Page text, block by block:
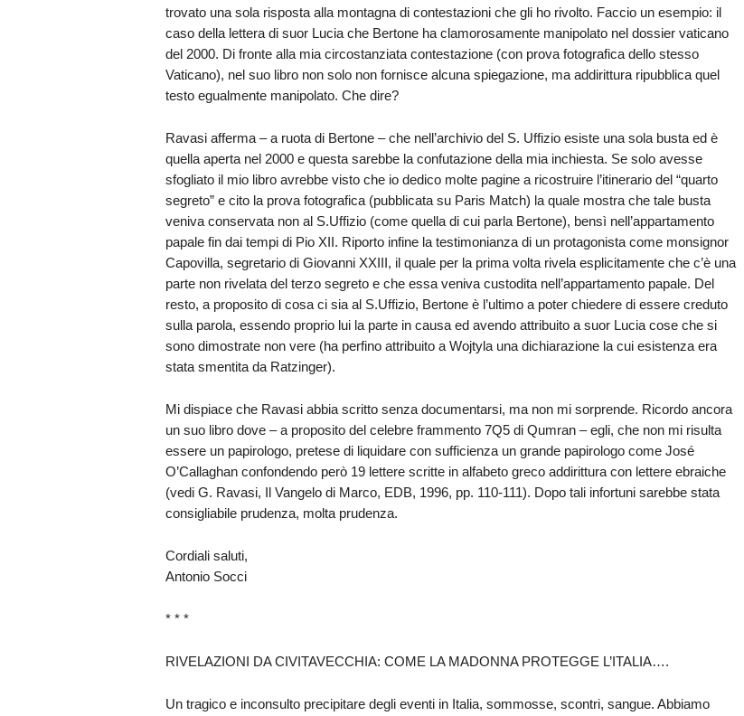
trovato una sola risposta alla montagna di contestazioni che gli ho rivolto. Faccio un esempio: il
caso della lettera di suor Lucia che Bertone ha clamorosamente manipolato nel dossier vaticano
del 2000. Di fronte alla mia circostanziata contestazione (con prova fotografica dello stesso
Vaticano), nel suo libro non solo non fornisce alcuna spiegazione, ma addirittura ripubblica quel
testo egualmente manipolato. Che dire?
Ravasi afferma – a ruota di Bertone – che nell’archivio del S. Uffizio esiste una sola busta ed è
quella aperta nel 2000 e questa sarebbe la confutazione della mia inchiesta. Se solo avesse
sfogliato il mio libro avrebbe visto che io dedico molte pagine a ricostruire l’itinerario del “quarto
segreto” e cito la prova fotografica (pubblicata su Paris Match) la quale mostra che tale busta
veniva conservata non al S.Uffizio (come quella di cui parla Bertone), bensì nell’appartamento
papale fin dai tempi di Pio XII. Riporto infine la testimonianza di un protagonista come monsignor
Capovilla, segretario di Giovanni XXIII, il quale per la prima volta rivela esplicitamente che c’è una
parte non rivelata del terzo segreto e che essa veniva custodita nell’appartamento papale. Del
resto, a proposito di cosa ci sia al S.Uffizio, Bertone è l’ultimo a poter chiedere di essere creduto
sulla parola, essendo proprio lui la parte in causa ed avendo attribuito a suor Lucia cose che si
sono dimostrate non vere (ha perfino attribuito a Wojtyla una dichiarazione la cui esistenza era
stata smentita da Ratzinger).
Mi dispiace che Ravasi abbia scritto senza documentarsi, ma non mi sorprende. Ricordo ancora
un suo libro dove – a proposito del celebre frammento 7Q5 di Qumran – egli, che non mi risulta
essere un papirologo, pretese di liquidare con sufficienza un grande papirologo come José
O’Callaghan confondendo però 19 lettere scritte in alfabeto greco addirittura con lettere ebraiche
(vedi G. Ravasi, Il Vangelo di Marco, EDB, 1996, pp. 110-111). Dopo tali infortuni sarebbe stata
consigliabile prudenza, molta prudenza.
Cordiali saluti,
Antonio Socci
* * *
RIVELAZIONI DA CIVITAVECCHIA: COME LA MADONNA PROTEGGE L’ITALIA….
Un tragico e inconsulto precipitare degli eventi in Italia, sommosse, scontri, sangue. Abbiamo